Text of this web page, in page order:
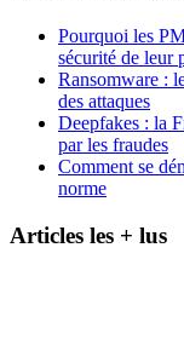
Pourquoi les
sécurité de leur
Ransomware :
des attaques
Deepfakes : la
par les fraudes
Comment se
norme
Articles les + lus